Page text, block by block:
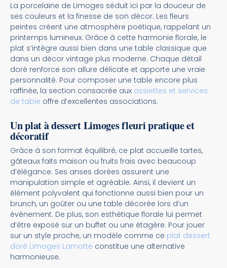
La porcelaine de Limoges séduit ici par la douceur de
ses couleurs et la finesse de son décor. Les fleurs
peintes créent une atmosphère poétique, rappelant un
printemps lumineux. Grâce à cette harmonie florale, le
plat s’intègre aussi bien dans une table classique que
dans un décor vintage plus moderne. Chaque détail
doré renforce son allure délicate et apporte une vraie
personnalité. Pour composer une table encore plus
raffinée, la section consacrée aux assiettes et services
de table offre d’excellentes associations.
Un plat à dessert Limoges fleuri pratique et
décoratif
Grâce à son format équilibré, ce plat accueille tartes,
gâteaux faits maison ou fruits frais avec beaucoup
d’élégance. Ses anses dorées assurent une
manipulation simple et agréable. Ainsi, il devient un
élément polyvalent qui fonctionne aussi bien pour un
brunch, un goûter ou une table décorée lors d’un
événement. De plus, son esthétique florale lui permet
d’être exposé sur un buffet ou une étagère. Pour jouer
sur un style proche, un modèle comme ce plat dessert
doré Limoges Lamotte constitue une alternative
harmonieuse.